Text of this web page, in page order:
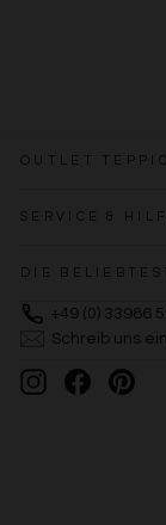
OUTLET
SERVICE &
DIE
+49 (0) 33986
Schreib uns
InstagramFacebook